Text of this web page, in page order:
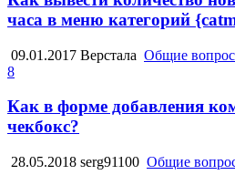
часа в меню категорий
09.01.2017 Верстала Общие
8
Как в форме добавления
чекбокс?
28.05.2018 serg91100 Общие